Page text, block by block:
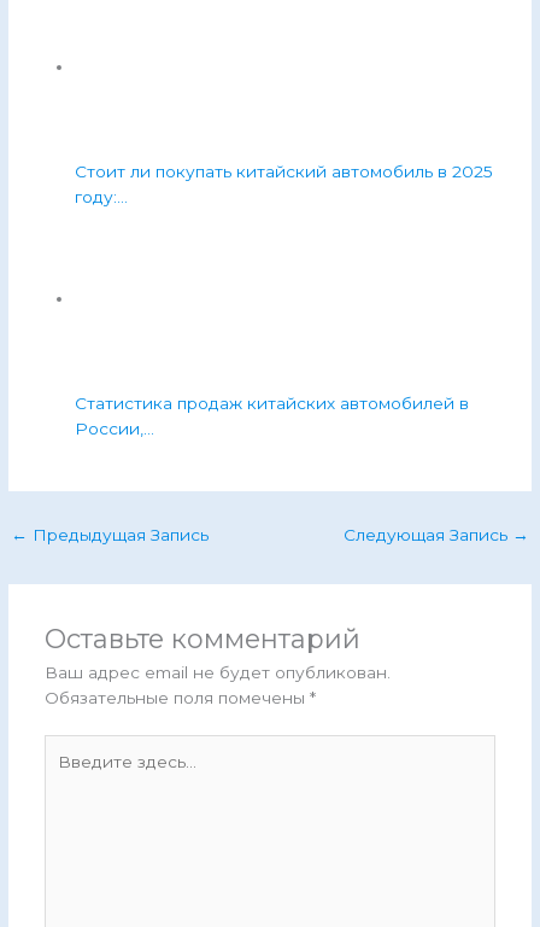
Стоит ли покупать китайский автомобиль в 2025
году:…
Статистика продаж китайских автомобилей в
России,…
← Предыдущая Запись Следующая Запись →
Оставьте комментарий
Ваш адрес email не будет опубликован.
Обязательные поля помечены *
здесь...